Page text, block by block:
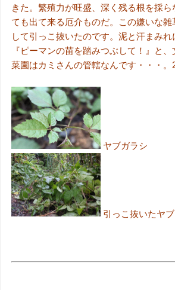
きた。繁殖力が旺盛、深く残る根を採
ても出て来る厄介ものだ。この嫌いな雑
して引っこ抜いたのです。泥と汗まみれ
『ピーマンの苗を踏みつぶして！』と
菜園はカミさんの管轄なんです・・・。
ヤブガラシ
引っこ抜いたヤ